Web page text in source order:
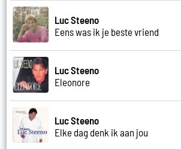
Luc Steeno
Eens was ik je beste vriend
Luc Steeno
Eleonore
Luc Steeno
Elke dag denk ik aan jou